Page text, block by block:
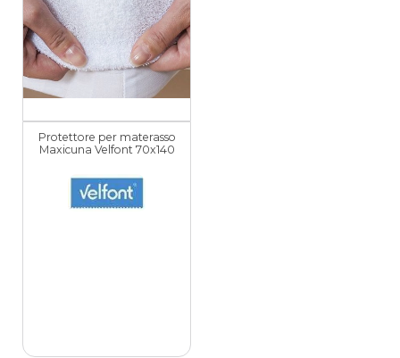
Protettore per materasso
Maxicuna Velfont 70x140